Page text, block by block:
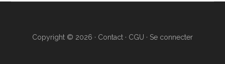
Copyright © 2026 · Contact · CGU · Se connecter